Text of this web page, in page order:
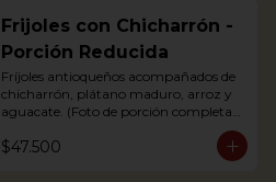
Frijoles con Chicharrón -
Porción Reducida
Fríjoles antioqueños acompañados de
chicharrón, plátano maduro, arroz y
aguacate. (Foto de porción completa).
cracklings, white rice, avocado and
$47.500